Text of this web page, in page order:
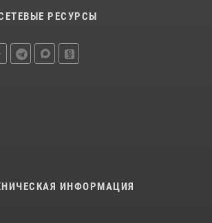
РЕСУРСЫ
ИНФОРМАЦИЯ